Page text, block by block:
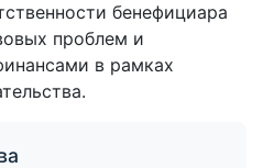
бенефициара
проблем и
в рамках